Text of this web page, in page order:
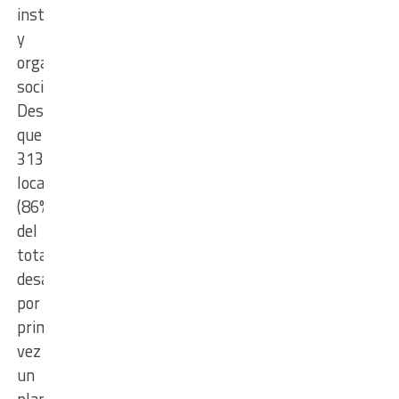
instituciones
y
organizaciones
sociales.
Destacó
que
313
localidades
(86%
del
total)
desarrollaron
por
primera
vez
un